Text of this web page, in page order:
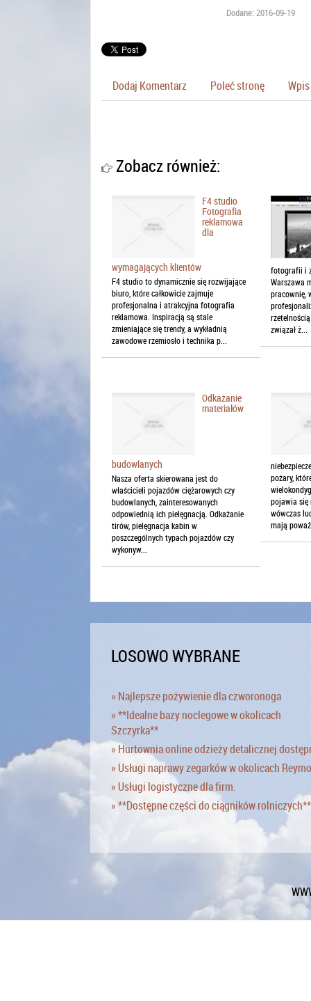
Dodane: 2016-09-19
Dodaj Komentarz Poleć stronę
Zobacz również:
F4 studio
Fotografia
reklamowa
dla
wymagających klientów
F4 studio to dynamicznie się rozwijające
biuro, które całkowicie zajmuje
profesjonalna i atrakcyjna fotografia
reklamowa. Inspiracją są stale
zmieniające się trendy, a wykładnią
zawodowe rzemiosło i technika p...
fotografii i
Warszawa
pracownię,
związał ż...
Odkażanie
materiałów
budowlanych
Nasza oferta skierowana jest do
właścicieli pojazdów ciężarowych czy
budowlanych, zainteresowanych
odpowiednią ich pielęgnacją. Odkażanie
tirów, pielęgnacja kabin w
poszczególnych typach pojazdów czy
wykonyw...
pożary,
pojawia się
wówczas
mają
LOSOWO WYBRANE
» Najlepsze pożywienie dla czworonoga
» **Idealne bazy noclegowe w okolicach
Szczyrka**
» Hurtownia online odzieży detalicznej
» Usługi naprawy zegarków w okolicach
» Usługi logistyczne dla firm.
» **Dostępne części do ciągników rolniczych**